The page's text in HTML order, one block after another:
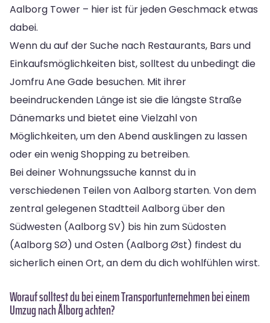
Aalborg Tower – hier ist für jeden Geschmack etwas
dabei.
Wenn du auf der Suche nach Restaurants, Bars und
Einkaufsmöglichkeiten bist, solltest du unbedingt die
Jomfru Ane Gade besuchen. Mit ihrer
beeindruckenden Länge ist sie die längste Straße
Dänemarks und bietet eine Vielzahl von
Möglichkeiten, um den Abend ausklingen zu lassen
oder ein wenig Shopping zu betreiben.
Bei deiner Wohnungssuche kannst du in
verschiedenen Teilen von Aalborg starten. Von dem
zentral gelegenen Stadtteil Aalborg über den
Südwesten (Aalborg SV) bis hin zum Südosten
(Aalborg SØ) und Osten (Aalborg Øst) findest du
sicherlich einen Ort, an dem du dich wohlfühlen wirst.
Worauf solltest du bei einem Transportunternehmen bei einem
Umzug nach Ålborg achten?